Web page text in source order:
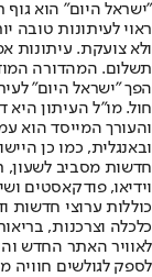
"ישראל היום" הוא
ראוי לעיתונות טובה
ולא צועקת. עיתונות
הפך "ישראל היום"
חול. מו"ל העיתון
והעורך המייסד הוא
חדשות מסביב לשעון,
וידיאו, פודקאסטים
כוללות ערוצי חדשות
לאוויר האתר החדש
לספק לגולשים חוויה